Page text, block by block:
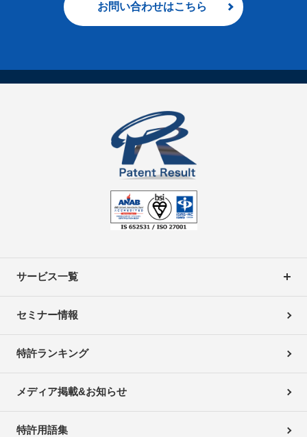
お問い合わせはこちら
サービス一覧
セミナー情報
特許ランキング
メディア掲載&お知らせ
特許用語集